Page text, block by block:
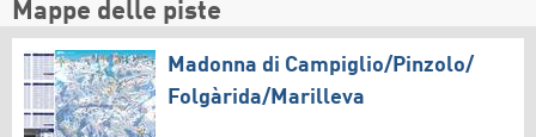
Mappe delle piste
Madonna di Campiglio/​Pinzolo/​
Folgàrida/​Marilleva